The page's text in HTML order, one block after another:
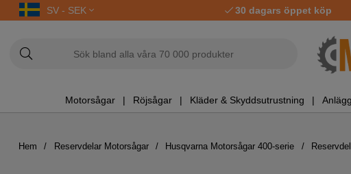
SV - SEK 30 dagars öppet köp
Motorsågar Röjsågar Kläder & Skyddsutrustning
Hem Reservdelar Motorsågar Husqvarna Motorsågar 400-serie